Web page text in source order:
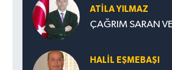
ATILA YILMAZ
ÇAĞRIM SARAN
HALIL EŞMEBAŞI